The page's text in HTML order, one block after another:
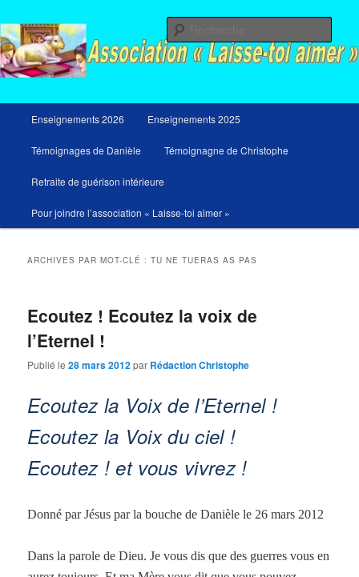
au
contenu
principal
au
contenu
secondaire
principal
Enseignements 2026 Enseignements 2025
Témoignages de Danièle Témoignagne de Christophe
Retraite de guérison intérieure
Pour joindre l’association « Laisse-toi aimer »
ARCHIVES PAR MOT-CLÉ :TU NE TUERAS AS PAS
Ecoutez ! Ecoutez la voix de
l’Eternel !
Publié le28 mars 2012par Rédaction Christophe
Ecoutez la Voix de l’Eternel !
Ecoutez la Voix du ciel !
Ecoutez ! et vous vivrez !
Donné par Jésus par la bouche de Danièle le 26 mars 2012
Dans la parole de Dieu. Je vous dis que des guerres vous en